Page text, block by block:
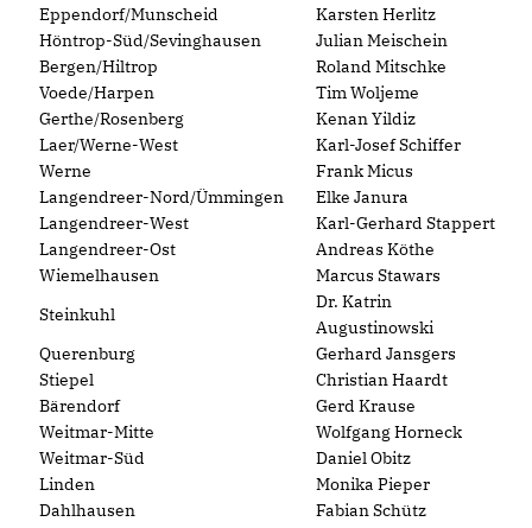
Eppendorf/Munscheid
Karsten Herlitz
Höntrop-Süd/Sevinghausen
Julian Meischein
Bergen/Hiltrop
Roland Mitschke
Voede/Harpen
Tim Woljeme
Gerthe/Rosenberg
Kenan Yildiz
Laer/Werne-West
Karl-Josef Schiffer
Werne
Frank Micus
Langendreer-Nord/Ümmingen
Elke Janura
Langendreer-West
Karl-Gerhard Stappert
Langendreer-Ost
Andreas Köthe
Wiemelhausen
Marcus Stawars
Steinkuhl
Dr. Katrin
Augustinowski
Querenburg
Gerhard Jansgers
Stiepel
Christian Haardt
Bärendorf
Gerd Krause
Weitmar-Mitte
Wolfgang Horneck
Weitmar-Süd
Daniel Obitz
Linden
Monika Pieper
Dahlhausen
Fabian Schütz